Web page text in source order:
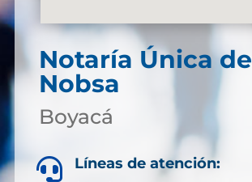
Notaría Única de
Nobsa
Boyacá
 Líneas de atención: